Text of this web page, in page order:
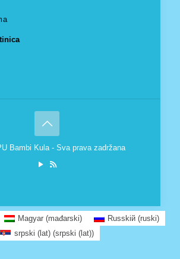
Bambi Kula - Sva prava zadržana
Magyar (mađarski) Russkiй (ruski)
srpski (lat)(srpski (lat))